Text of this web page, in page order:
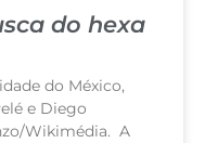
do hexa
do México,
e Diego
Wikimédia. A